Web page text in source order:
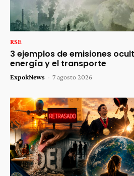
RSE
3 ejemplos de emisiones
energía y el transporte
ExpokNews - 7 agosto 2026